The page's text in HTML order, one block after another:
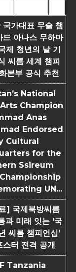
국가대표 무술 챔
드 아나스 무하마
제 청년의 날 기
씨름 세계 챔피
본부 공식 추천
National
Champion
Anas
Endorsed
Cultural
for the
Ssireum
UN...
] 국제북방씨름
과 미래 잇는 ‘국
씨름 챔피언십’
스터 전격 공개
Tanzania